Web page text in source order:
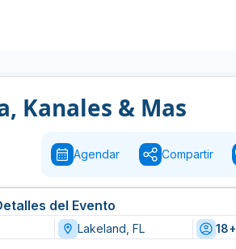
Kanales & Mas
Agendar Compartir
del Evento
Lakeland, FL 18+